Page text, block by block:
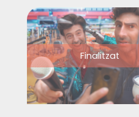
Finalitzat